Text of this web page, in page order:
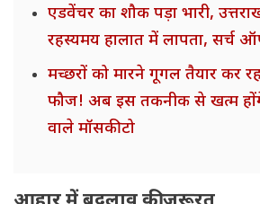
एडवेंचर का शौक पड़ा भारी,
रहस्यमय हालात में लापता, सर्च
मच्छरों को मारने गूगल तैयार कर
फौज! अब इस तकनीक से खत्म होंगे
वाले मॉसकीटो